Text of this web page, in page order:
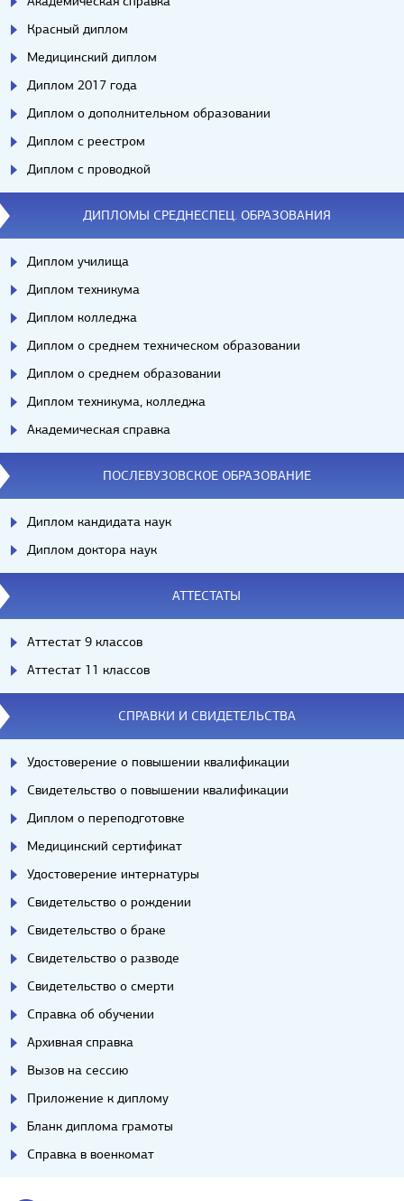
Красный диплом
Медицинский диплом
Диплом 2017 года
Диплом о дополнительном образовании
Диплом с реестром
Диплом с проводкой
ДИПЛОМЫ СРЕДНЕСПЕЦ. ОБРАЗОВАНИЯ
Диплом училища
Диплом техникума
Диплом колледжа
Диплом о среднем техническом образовании
Диплом о среднем образовании
Диплом техникума, колледжа
Академическая справка
ПОСЛЕВУЗОВСКОЕ ОБРАЗОВАНИЕ
Диплом кандидата наук
Диплом доктора наук
АТТЕСТАТЫ
Аттестат 9 классов
Аттестат 11 классов
СПРАВКИ И СВИДЕТЕЛЬСТВА
Удостоверение о повышении квалификации
Свидетельство о повышении квалификации
Диплом о переподготовке
Медицинский сертификат
Удостоверение интернатуры
Свидетельство о рождении
Свидетельство о браке
Свидетельство о разводе
Свидетельство о смерти
Справка об обучении
Архивная справка
Вызов на сессию
Приложение к диплому
Бланк диплома грамоты
Справка в военкомат